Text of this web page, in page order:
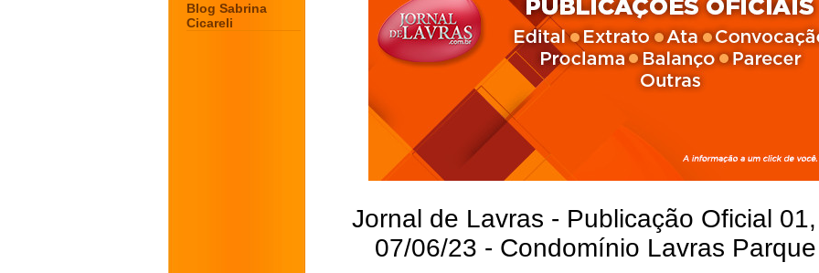
Blog Sabrina
Cicareli
Jornal de Lavras - Publicação Oficial
07/06/23 - Condomínio Lavras